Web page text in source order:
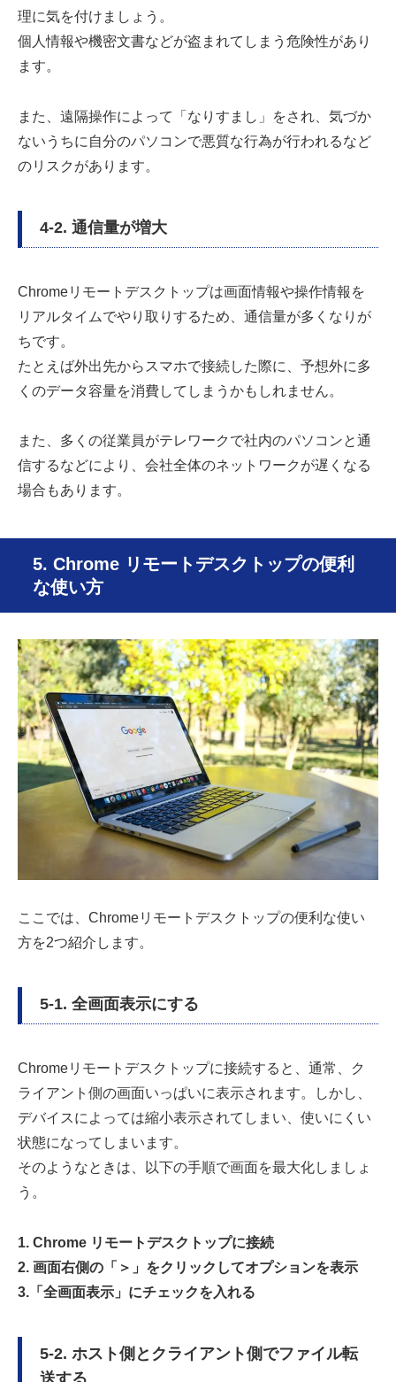
理に気を付けましょう。
個人情報や機密文書などが盗まれてしまう危険性があり
ます。
また、遠隔操作によって「なりすまし」をされ、気づか
ないうちに自分のパソコンで悪質な行為が行われるなど
のリスクがあります。
4-2. 通信量が増大
Chromeリモートデスクトップは画面情報や操作情報を
リアルタイムでやり取りするため、通信量が多くなりが
ちです。
たとえば外出先からスマホで接続した際に、予想外に多
くのデータ容量を消費してしまうかもしれません。
また、多くの従業員がテレワークで社内のパソコンと通
信するなどにより、会社全体のネットワークが遅くなる
場合もあります。
5. Chrome リモートデスクトップの便利
な使い方
ここでは、Chromeリモートデスクトップの便利な使い
方を2つ紹介します。
5-1. 全画面表示にする
Chromeリモートデスクトップに接続すると、通常、ク
ライアント側の画面いっぱいに表示されます。しかし、
デバイスによっては縮小表示されてしまい、使いにくい
状態になってしまいます。
そのようなときは、以下の手順で画面を最大化しましょ
う。
1. Chrome リモートデスクトップに接続
2. 画面右側の「＞」をクリックしてオプションを表示
3.「全画面表示」にチェックを入れる
5-2. ホスト側とクライアント側でファイル転
送する